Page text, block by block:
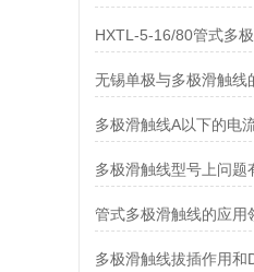
无锡单极与多极滑触线
多极滑触线A以下的电
多极滑触线型号上问题
管式多极滑触线的应用
多极滑触线拔插作用和